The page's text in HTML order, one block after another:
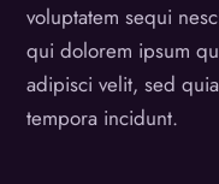
voluptatem sequi
qui dolorem ipsum
adipisci velit, sed
tempora incidunt.